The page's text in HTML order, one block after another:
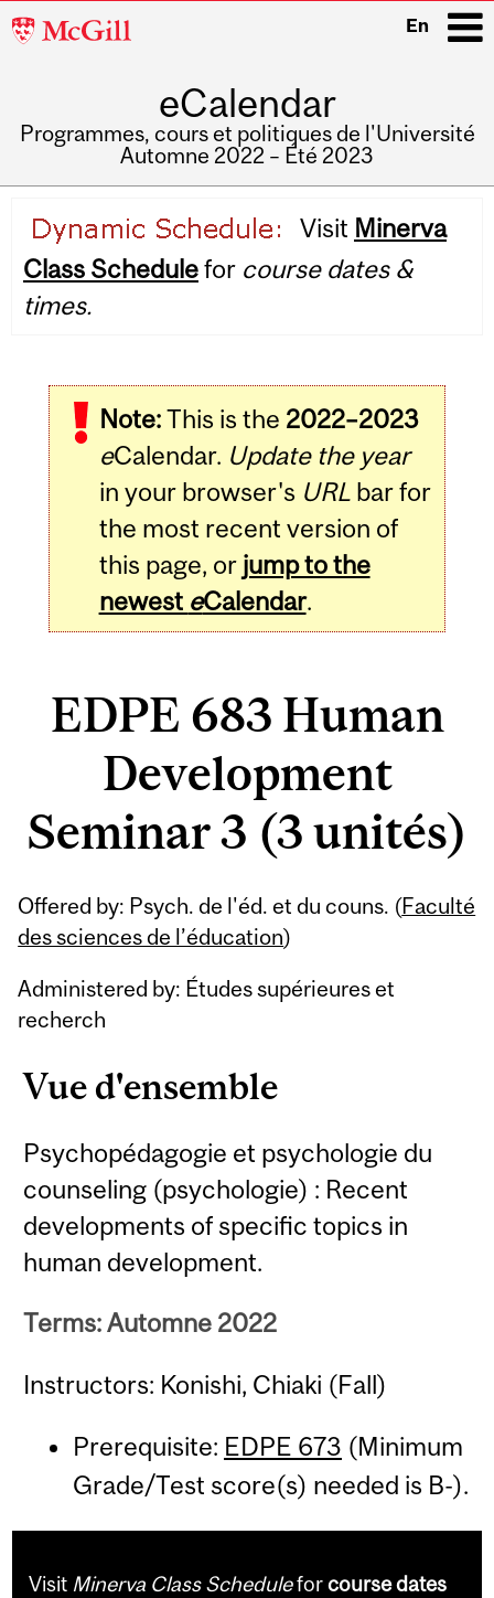
McGill
En
eCalendar
Programmes, cours et politiques de l'Université
Automne 2022 – Été 2023
navigation
Visit Minerva
Class Schedulefor course dates &
times.
Note:This is the 2022–2023
eCalendar. Update the year
in your browser's URLbar for
the most recent version of
this page, or jump to the
newest eCalendar.
EDPE 683 Human
Development
Seminar 3 (3 unités)
Offered by: Psych. de l'éd. et du couns. (Faculté
des sciences de l’éducation)
Administered by: Études supérieures et
recherch
Vue d'ensemble
Psychopédagogie et psychologie du
counseling (psychologie) : Recent
developments of specific topics in
human development.
Terms: Automne 2022
Instructors: Konishi, Chiaki (Fall)
Prerequisite: EDPE 673 (Minimum
Grade/Test score(s) needed is B-).
Related
Content
Visit Minerva Class Scheduleforcourse dates